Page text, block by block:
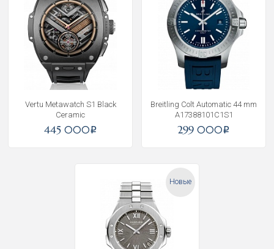
Vertu Metawatch S1 Black
Ceramic
445 000i
Breitling Colt Automatic 44 mm
A17388101C1S1
299 000i
Новые